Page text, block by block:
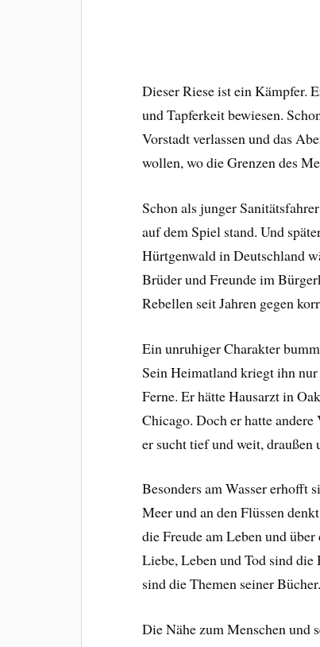
Dieser Riese ist ein Kämpfer.
und Tapferkeit bewiesen.
Vorstadt verlassen und das
wollen, wo die Grenzen des
Schon als junger
auf dem Spiel stand. Und
Hürtgenwald in Deutschland
Brüder und Freunde im
Rebellen seit Jahren gegen
Ein unruhiger Charakter
Sein Heimatland kriegt ihn
Ferne. Er hätte Hausarzt in
Chicago. Doch er hatte
er sucht tief und weit, draußen
Besonders am Wasser erhofft
Meer und an den Flüssen
die Freude am Leben und
Liebe, Leben und Tod sind die
sind die Themen seiner Bücher.
Die Nähe zum Menschen und